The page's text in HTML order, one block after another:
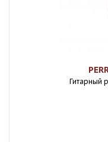
Гитарный